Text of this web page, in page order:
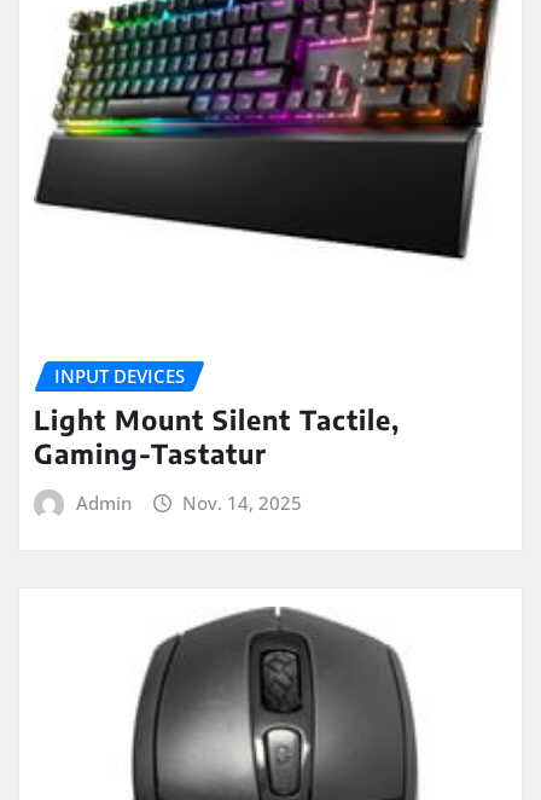
INPUT DEVICES
Light Mount Silent Tactile,
Gaming-Tastatur
Admin Nov. 14, 2025